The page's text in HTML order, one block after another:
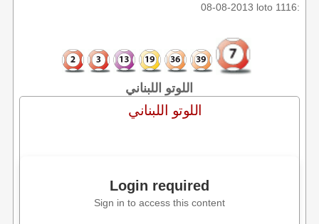
2013-08-08 loto 1116:
اللوتو اللبناني
اللوتو اللبناني
Login required
Sign in to access this content